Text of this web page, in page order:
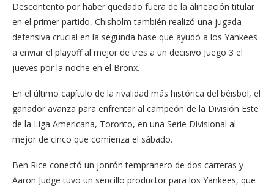
Descontento por haber quedado fuera de la alineación titular
en el primer partido, Chisholm también realizó una jugada
defensiva crucial en la segunda base que ayudó a los Yankees
a enviar el playoff al mejor de tres a un decisivo Juego 3 el
jueves por la noche en el Bronx.
En el último capítulo de la rivalidad más histórica del béisbol, el
ganador avanza para enfrentar al campeón de la División Este
de la Liga Americana, Toronto, en una Serie Divisional al
mejor de cinco que comienza el sábado.
Ben Rice conectó un jonrón tempranero de dos carreras y
Aaron Judge tuvo un sencillo productor para los Yankees, que